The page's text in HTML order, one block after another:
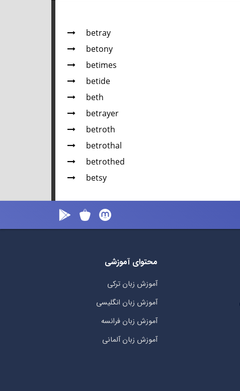
betray
betony
betimes
betide
beth
betrayer
betroth
betrothal
betrothed
betsy
محتوای آموزشی
آموزش زبان ترکی
آموزش زبان انگلیسی
آموزش زبان فرانسه
آموزش زبان آلمانی